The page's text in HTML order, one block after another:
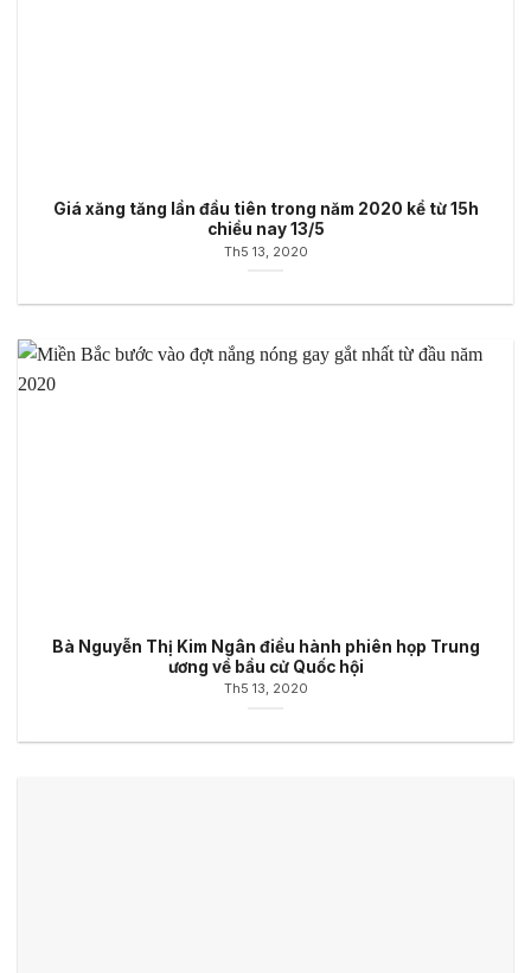
Giá xăng tăng lần đầu tiên trong năm 2020 kể từ 15h
chiều nay 13/5
Th5 13, 2020
Bà Nguyễn Thị Kim Ngân điều hành phiên họp Trung
ương về bầu cử Quốc hội
Th5 13, 2020